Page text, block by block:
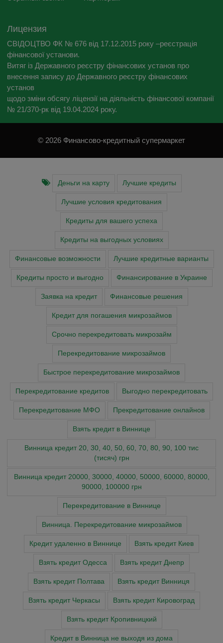
Лицензия
СВІДОЦТВО ФК № 676 від 17.12.2015 року –реєстрація
фінансової установи.
Витяг із Державного реєстру фінансових установ про
внесення запису до Державного реєстру фінансових
установ
щодо зміни обсягу ліцензії на діяльність фінансової компанії
№ 21/370-рк від 19.04.2024 року.
© 2026 Финансово-кредитный супермаркет
Деньги на карту Лучшие кредиты
Лучшие условия кредитования
Кредиты для вашего успеха
Кредиты на выгодных условиях
Финансовые возможности Лучшие кредитные варианты
Кредиты просто и выгодно Финансирование в Украине
Заявка на кредит Финансовые решения
Кредит для погашения микрозаймов
Срочно перекредитовать микрозайм
Перекредитование микрозаймов
Быстрое перекредитование микрозаймов
Перекредитование кредитов Выгодно перекредитовать
Перекредитование МФО Прекредитование онлайнов
Взять кредит в Виннице
Винница кредит 20, 30, 40, 50, 60, 70, 80, 90, 100 тис
(тисяч) грн
Винница кредит 20000, 30000, 40000, 50000, 60000, 80000,
90000, 100000 грн
Перекредитование в Виннице
Винница. Перекредитование микрозаймов
Кредит удаленно в Виннице Взять кредит Киев
Взять кредит Одесса Взять кредит Днепр
Взять кредит Полтава Взять кредит Винниця
Взять кредит Черкасы Взять кредит Кировоград
Взять кредит Кропивницкий
Кредит в Винница не выходя из дома